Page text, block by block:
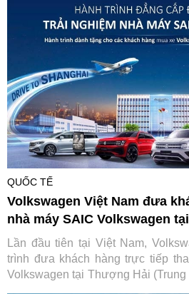
QUỐC TẾ
Volkswagen Việt Nam đưa
nhà máy SAIC Volkswagen
Lần đầu tiên tại Việt Nam,
trình đưa khách hàng trực tiếp
Volkswagen tại Thượng Hải (Trung